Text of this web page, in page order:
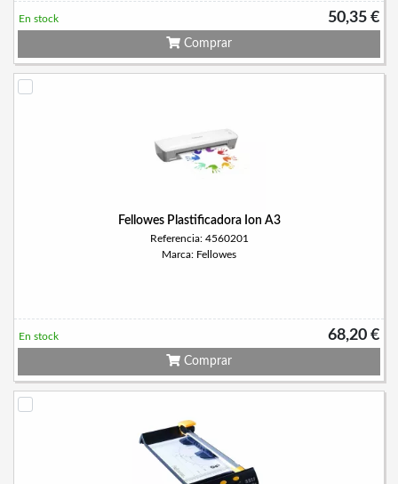
50,35 €
En stock
Comprar
Fellowes Plastificadora Ion A3
Referencia: 4560201
Marca: Fellowes
68,20 €
En stock
Comprar